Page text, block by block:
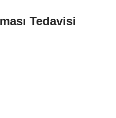
Tedavisi